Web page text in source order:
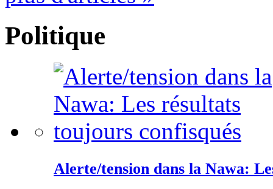
Politique
Alerte/tension dans la Nawa: